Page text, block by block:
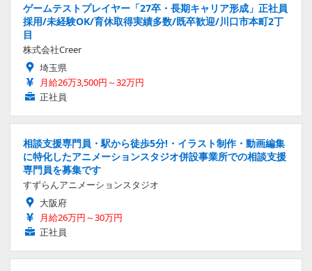
ゲームテストプレイヤー「27卒・長期キャリア形成」正社員
採用/未経験OK/育休取得実績多数/既卒歓迎/川口市本町2丁
目
株式会社Creer
埼玉県
月給26万3,500円～32万円
正社員
相談支援専門員・駅から徒歩5分!・イラスト制作・動画編集
に特化したアニメーションスタジオ併設事業所での相談支援
専門員を募集です
すずらんアニメーションスタジオ
大阪府
月給26万円～30万円
正社員